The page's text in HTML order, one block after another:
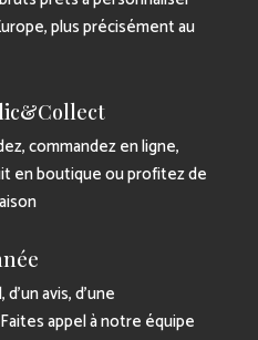
plus précisément au
commandez en ligne,
en boutique ou profitez de
avis, d’une
appel à notre équipe